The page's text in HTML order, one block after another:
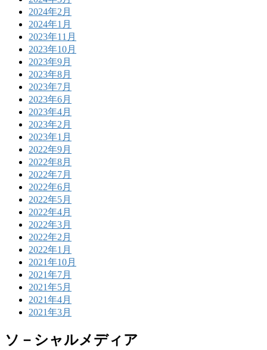
2024年2月
2024年1月
2023年11月
2023年10月
2023年9月
2023年8月
2023年7月
2023年6月
2023年4月
2023年2月
2023年1月
2022年9月
2022年8月
2022年7月
2022年6月
2022年5月
2022年4月
2022年3月
2022年2月
2022年1月
2021年10月
2021年7月
2021年5月
2021年4月
2021年3月
ソ－シャルメディア